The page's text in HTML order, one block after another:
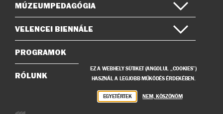
MÚZEUMPEDAGÓGIA
VELENCEI BIENNÁLE
PROGRAMOK
RÓLUNK
EZ A WEBHELY SÜTIKET (ANGOLUL „COOKIES”)
HASZNÁL A LEGJOBB MŰKÖDÉS ÉRDEKÉBEN.
EGYETÉRTEK NEM, KÖSZÖNÖM